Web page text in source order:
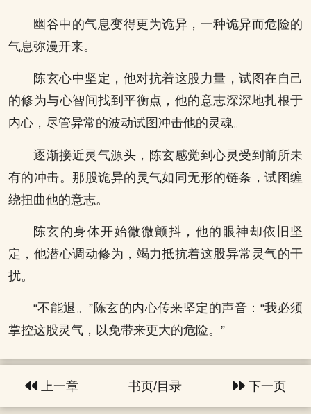
幽谷中的气息变得更为诡异，一种诡异而危险的
气息弥漫开来。
陈玄心中坚定，他对抗着这股力量，试图在自己
的修为与心智间找到平衡点，他的意志深深地扎根于
内心，尽管异常的波动试图冲击他的灵魂。
逐渐接近灵气源头，陈玄感觉到心灵受到前所未
有的冲击。那股诡异的灵气如同无形的链条，试图缠
绕扭曲他的意志。
陈玄的身体开始微微颤抖，他的眼神却依旧坚
定，他潜心调动修为，竭力抵抗着这股异常灵气的干
扰。
“不能退。”陈玄的内心传来坚定的声音：“我必须
掌控这股灵气，以免带来更大的危险。”
上一章 书页/目录 下一页